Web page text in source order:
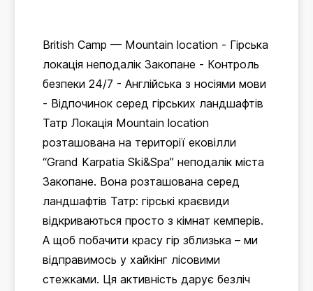
British Camp — Mountain location - Гірська
локація неподалік Закопане - Контроль
безпеки 24/7 - Англійська з носіями мови
- Відпочинок серед гірських ландшафтів
Татр Локація Mountain location
розташована на території ековілли
“Grand Karpatia Ski&Spa” неподалік міста
Закопане. Вона розташована серед
ландшафтів Татр: гірські краєвиди
відкриваються просто з кімнат кемперів.
А щоб побачити красу гір зблизька – ми
відправимось у хайкінг лісовими
стежками. Ця активність дарує безліч